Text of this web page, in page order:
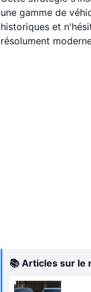
une gamme de
historiques et
résolument
📚 Articles sur le